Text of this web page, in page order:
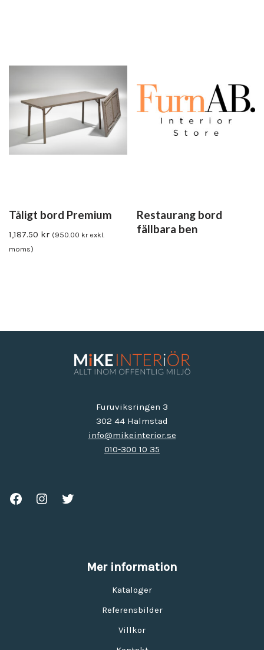
Tåligt bord Premium
1,187.50 kr (950.00 krexkl.
moms)
Restaurang bord
fällbara ben
Furuviksringen 3
302 44 Halmstad
info@mikeinterior.se
010-300 10 35
Mer information
Kataloger
Referensbilder
Villkor